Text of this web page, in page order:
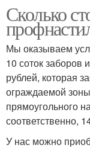
Сколько
Мы оказываем
10 соток заборов
рублей, которая
ограждаемой
прямоугольного
соответственно,
У нас можно